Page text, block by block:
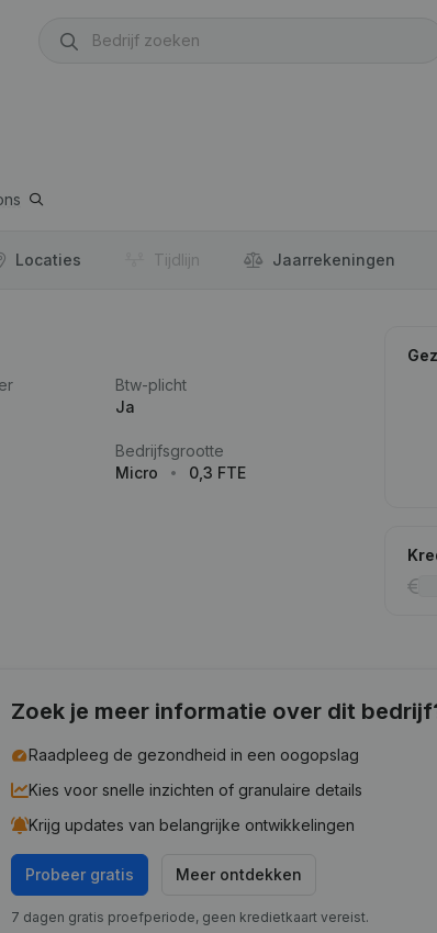
Locaties Tijdlijn Jaar­rekeningen
Btw-plicht
Ja
Bedrijfsgrootte
Micro
0,3 FTE
Zoek je meer informatie over dit
Raadpleeg de gezondheid in een oogopslag
Kies voor snelle inzichten of granulaire details
Krijg updates van belangrijke ontwikkelingen
Probeer gratis Meer ontdekken
7 dagen gratis proefperiode, geen kredietkaart vereist.